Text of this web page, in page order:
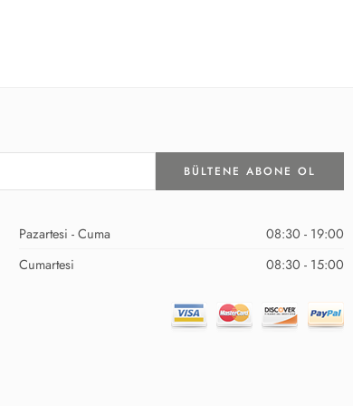
Pazartesi - Cuma
08:30 - 19:00
Cumartesi
08:30 - 15:00